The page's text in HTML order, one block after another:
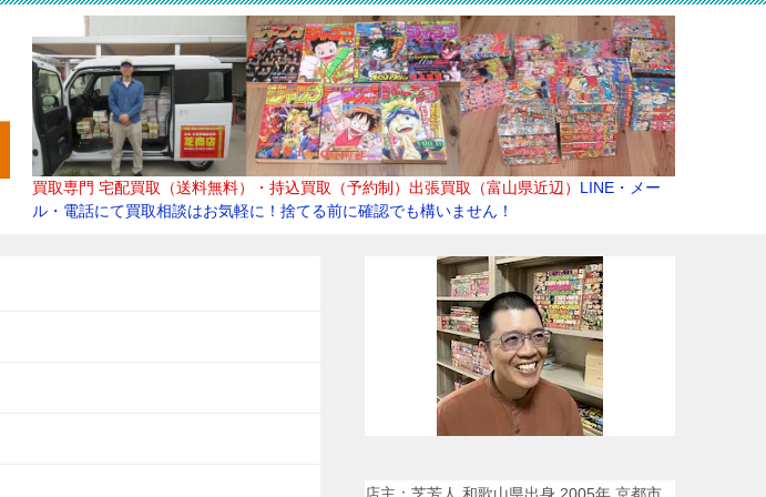
買取専門 宅配買取（送料無料）・持込買取（予約制）出張買取（富山県近辺） LINE・メー
ル・電話にて買取相談はお気軽に！捨てる前に確認でも構いません！